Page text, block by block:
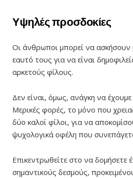
Υψηλές προσδοκίες
Οι άνθρωποι μπορεί να ασκήσουν
εαυτό τους για να είναι
αρκετούς φίλους.
Δεν είναι, όμως, ανάγκη να
Μερικές φορές, το μόνο που
δύο καλοί φίλοι, για να
ψυχολογικά οφέλη που
Επικεντρωθείτε στο να δομήσετε
σημαντικούς δεσμούς,